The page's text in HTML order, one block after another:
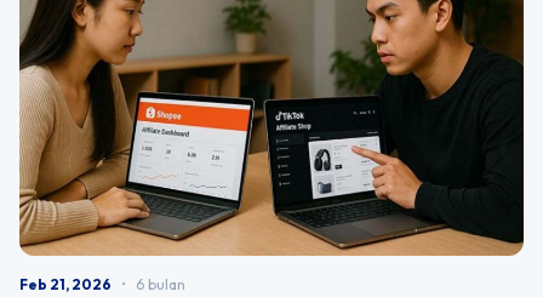
Feb 21, 2026 • 6 bulan